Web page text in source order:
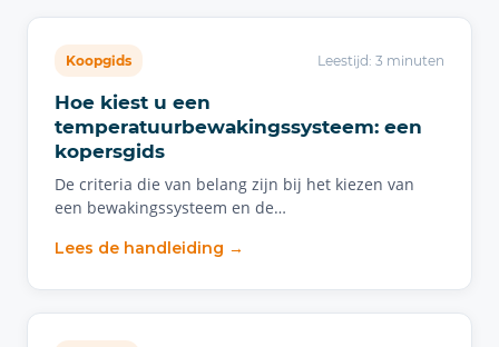
Koopgids Leestijd: 3 minuten
Hoe kiest u een
temperatuurbewakingssysteem: een
kopersgids
De criteria die van belang zijn bij het kiezen van
een bewakingssysteem en de…
Lees de handleiding →